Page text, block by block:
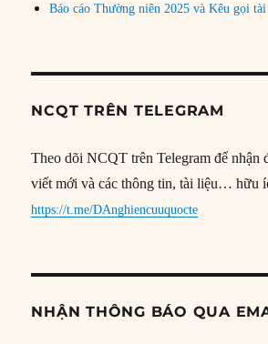
Báo cáo Thường niên 2025 và Kêu gọi
NCQT TRÊN TELEGRAM
Theo dõi NCQT trên Telegram để nhận
viết mới và các thông tin, tài liệu… hữu
https://t.me/DAnghiencuuquocte
NHẬN THÔNG BÁO QUA